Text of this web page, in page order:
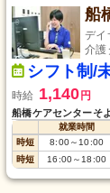
船
デイ
介護
シフト制/
時給 1,140 円
船橋ケアセンターそ
就業時間
時短
8:00～10:00
時短 16:00～18:00